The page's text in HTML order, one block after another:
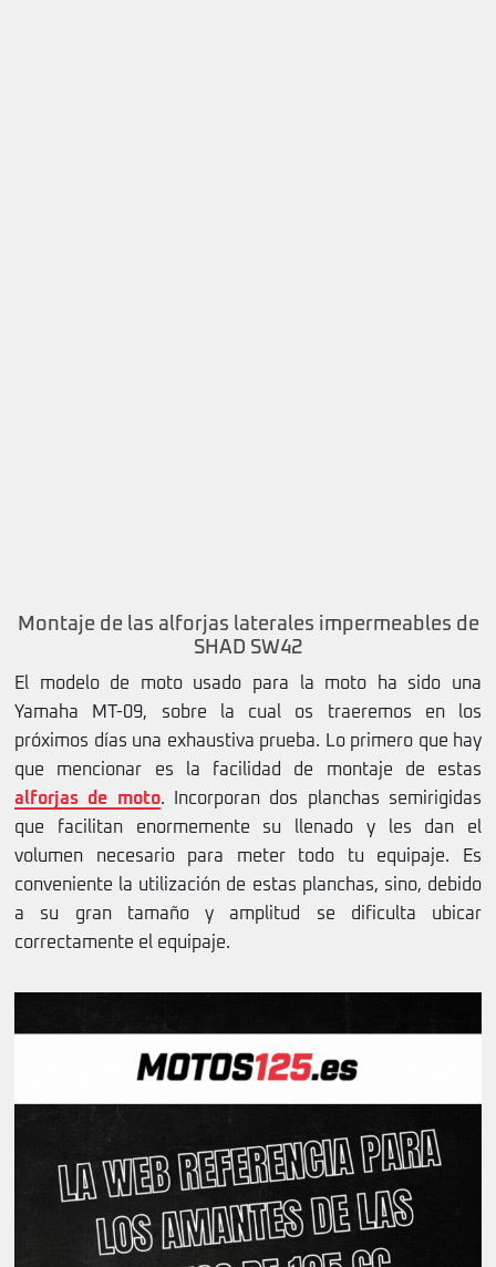
Montaje de las alforjas laterales impermeables de
SHAD SW42
El modelo de moto usado para la moto ha sido una
Yamaha MT-09, sobre la cual os traeremos en los
próximos días una exhaustiva prueba. Lo primero que hay
que mencionar es la facilidad de montaje de estas
alforjas de moto. Incorporan dos planchas semirigidas
que facilitan enormemente su llenado y les dan el
volumen necesario para meter todo tu equipaje. Es
conveniente la utilización de estas planchas, sino, debido
a su gran tamaño y amplitud se dificulta ubicar
correctamente el equipaje.